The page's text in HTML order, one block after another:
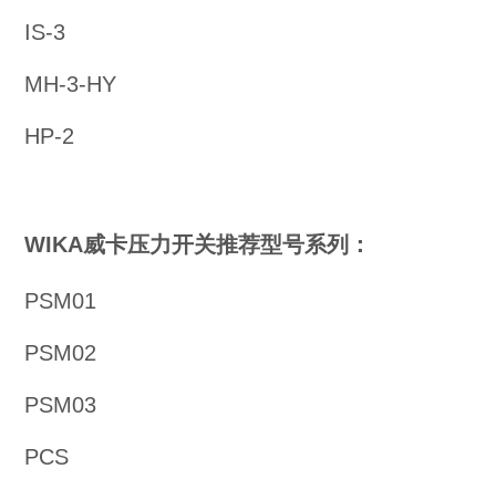
IS-3
MH-3-HY
HP-2
WIKA威卡压力开关推荐型号系列：
PSM01
PSM02
PSM03
PCS